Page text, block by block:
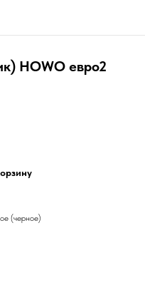
HOWO евро2
(черное)